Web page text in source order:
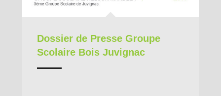
Dossier de Presse Groupe
Scolaire Bois Juvignac